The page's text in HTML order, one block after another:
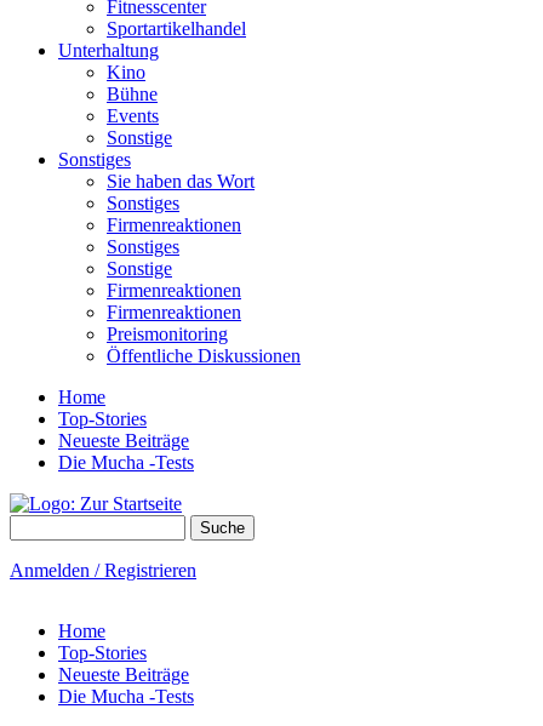
Fitnesscenter
Sportartikelhandel
Unterhaltung
Kino
Bühne
Events
Sonstige
Sonstiges
Sie haben das Wort
Sonstiges
Firmenreaktionen
Sonstiges
Sonstige
Firmenreaktionen
Firmenreaktionen
Preismonitoring
Öffentliche Diskussionen
Home
Top-Stories
Neueste Beiträge
Die Mucha -Tests
Anmelden / Registrieren
Home
Top-Stories
Neueste Beiträge
Die Mucha -Tests